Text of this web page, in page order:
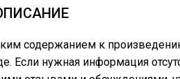
содержанием к
Если нужная информация